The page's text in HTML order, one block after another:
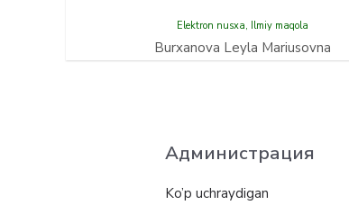
Elektron nusxa, Ilmiy maqola
Burxanova Leyla Mariusovna
Администрация
Ko’p uchraydigan